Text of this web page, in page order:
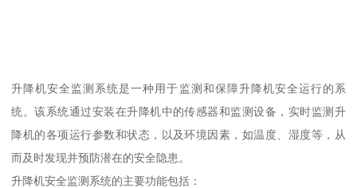
升降机安全监测系统是一种用于监测和保障升降机安全运行的系
统。该系统通过安装在升降机中的传感器和监测设备，实时监测升
降机的各项运行参数和状态，以及环境因素，如温度、湿度等，从
而及时发现并预防潜在的安全隐患。
升降机安全监测系统的主要功能包括：